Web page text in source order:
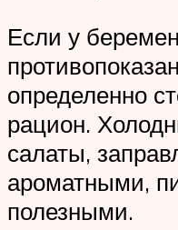
Если у
определенно
рацион.
салаты,
ароматными,
полезными.